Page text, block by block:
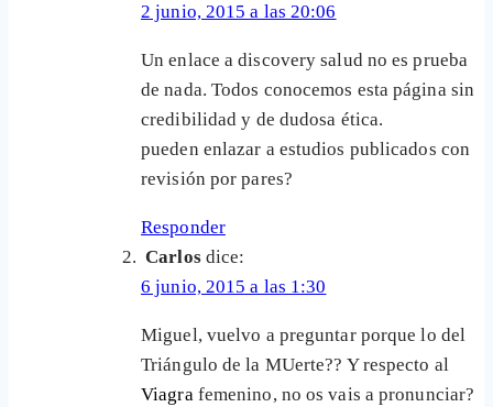
2 junio, 2015 a las 20:06
Un enlace a discovery salud no es prueba
de nada. Todos conocemos esta página sin
credibilidad y de dudosa ética.
pueden enlazar a estudios publicados con
revisión por pares?
Responder
Carlos dice:
6 junio, 2015 a las 1:30
Miguel, vuelvo a preguntar porque lo del
Triángulo de la MUerte?? Y respecto al
Viagra femenino, no os vais a pronunciar?